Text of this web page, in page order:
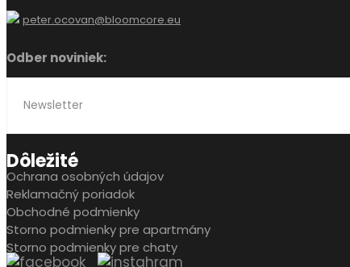
peter.ocovan@bloomcore.eu
Odber noviniek:
Dôležité
Ochrana osobných údajov
Reklamačný poriadok
Obchodné podmienky
Storno podmienky pre apartmány
Storno podmienky pre chaty